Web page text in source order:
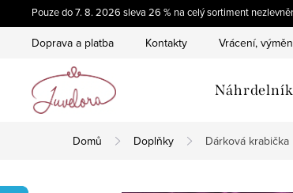
na
Pouze do 7. 8. 2026 sleva 26 % na celý sortiment
Doprava a platba Kontakty Vrácení,
Domů Doplňky Dárková